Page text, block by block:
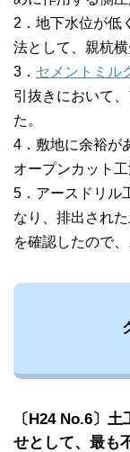
2．地下水位が低
法として、親杭
3． セメントミル
引抜きにおいて
た。
4．敷地に余裕が
オープンカット
5．アースドリル
なり、排出され
を確認したので
〔H24 No.6〕
せとして、最も